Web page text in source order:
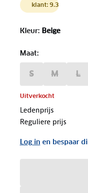
klant: 9.3
Kleur: Beige
Maat:
S M L
Uitverkocht
Ledenprijs
Reguliere prijs
Log in en bespaar